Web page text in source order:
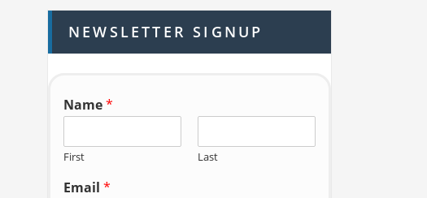
h
f
o
NEWSLETTER SIGNUP
Name*
First Last
Email *